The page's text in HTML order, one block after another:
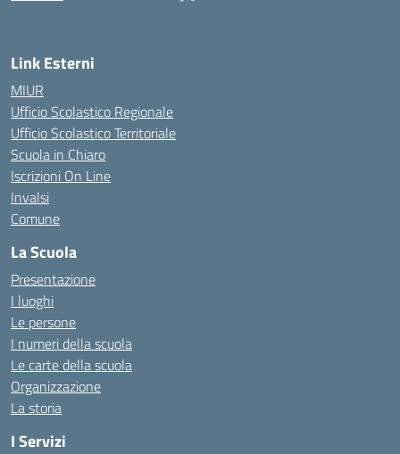
Link Esterni
MIUR
Ufficio Scolastico Regionale
Ufficio Scolastico Territoriale
Scuola in Chiaro
Iscrizioni On Line
Invalsi
Comune
La Scuola
Presentazione
I luoghi
Le persone
I numeri della scuola
Le carte della scuola
Organizzazione
La storia
I Servizi